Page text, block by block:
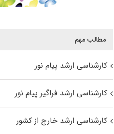
مطالب مهم
کارشناسی ارشد پیام نور
کارشناسی ارشد فراگیر پیام نور
کارشناسی ارشد خارج از کشور